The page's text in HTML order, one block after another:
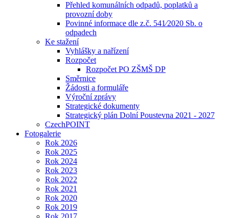
Přehled komunálních odpadů, poplatků a
provozní doby
Povinné informace dle z.č. 541⁄2020 Sb. o
odpadech
Ke stažení
Vyhlášky a nařízení
Rozpočet
Rozpočet PO ZŠMŠ DP
Směrnice
Žádosti a formuláře
Výroční zprávy
Strategické dokumenty
Strategický plán Dolní Poustevna 2021 - 2027
CzechPOINT
Fotogalerie
Rok 2026
Rok 2025
Rok 2024
Rok 2023
Rok 2022
Rok 2021
Rok 2020
Rok 2019
Rok 2017